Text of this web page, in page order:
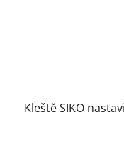
Kleště SIKO